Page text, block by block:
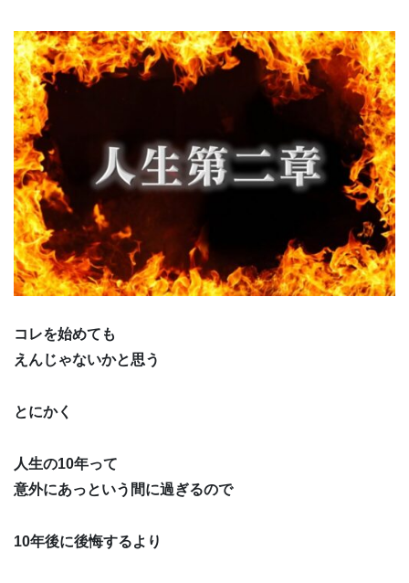
コレを始めても
えんじゃないかと思う
とにかく
人生の10年って
意外にあっという間に過ぎるので
10年後に後悔するより